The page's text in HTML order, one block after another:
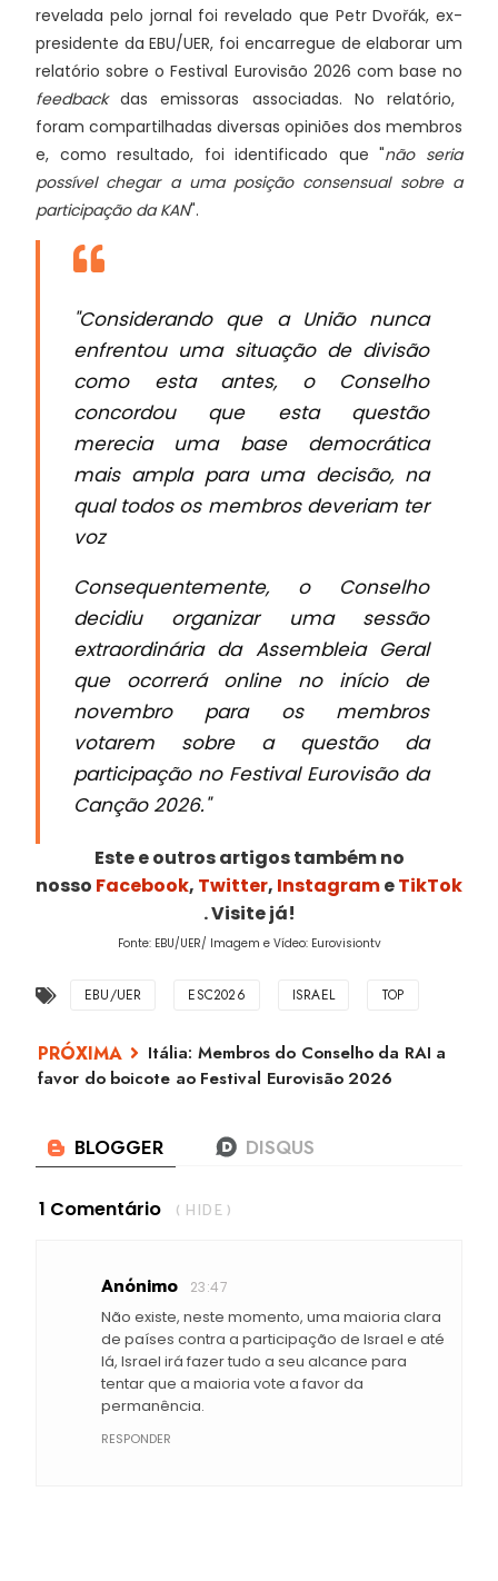
revelada pelo jornal foi revelado que Petr Dvořák, ex-
presidente da EBU/UER, foi encarregue de elaborar um
relatório sobre o Festival Eurovisão 2026 com base no
feedbackdas emissoras associadas. No relatório,
foram compartilhadas diversas opiniões dos membros
e, como resultado, foi identificado que "não seria
possível chegar a uma posição consensual sobre a
participação da KAN".
"Considerando que a União nunca
enfrentou uma situação de divisão
como esta antes, o Conselho
concordou que esta questão
merecia uma base democrática
mais ampla para uma decisão, na
qual todos os membros deveriam ter
voz
Consequentemente, o Conselho
decidiu organizar uma sessão
extraordinária da Assembleia Geral
que ocorrerá online no início de
novembro para os membros
votarem sobre a questão da
participação no Festival Eurovisão da
Canção 2026."
Este e outros artigos também no
nosso Facebook, Twitter, InstagrameTikTok
. Visite já!
Fonte: EBU/UER/ Imagem e Vídeo: Eurovisiontv
EBU/UER ESC2026 ISRAEL TOP
Itália: Membros do Conselho da RAI a
favor do boicote ao Festival Eurovisão 2026
1 Comentário ( HIDE )
Anónimo 23:47
Não existe, neste momento, uma maioria clara
de países contra a participação de Israel e até
lá, Israel irá fazer tudo a seu alcance para
tentar que a maioria vote a favor da
permanência.
RESPONDER